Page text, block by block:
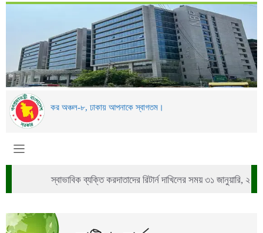
Skip
কর অঞ্চল-৮, ঢাকায় আপনাকে স্বাগতম।
স্বাভাবিক ব্যক্তি করদাতাদের রিটার্ন দাখিলের সময় ৩১ জানুয়ারি, ২০২৬